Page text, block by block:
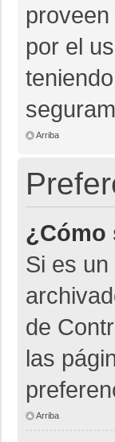
por el
Arriba
¿Cómo
Si es
de
las
Arriba